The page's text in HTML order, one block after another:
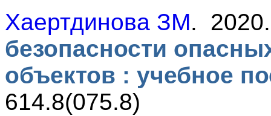
Хаертдинова ЗМ.
безопасности
объектов : учебное
614.8(075.8)